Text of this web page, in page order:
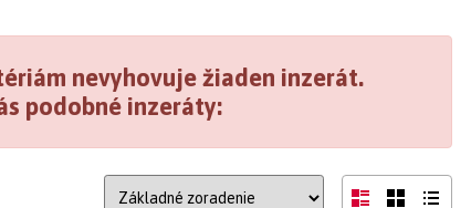
nevyhovuje žiaden inzerát.
podobné inzeráty: